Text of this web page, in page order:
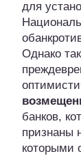
для
Однако
банков,
признаны
которыми